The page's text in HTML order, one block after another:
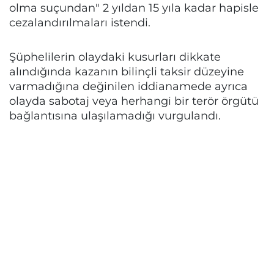
olma suçundan" 2 yıldan 15 yıla kadar hapisle
cezalandırılmaları istendi.
Şüphelilerin olaydaki kusurları dikkate
alındığında kazanın bilinçli taksir düzeyine
varmadığına değinilen iddianamede ayrıca
olayda sabotaj veya herhangi bir terör örgütü
bağlantısına ulaşılamadığı vurgulandı.